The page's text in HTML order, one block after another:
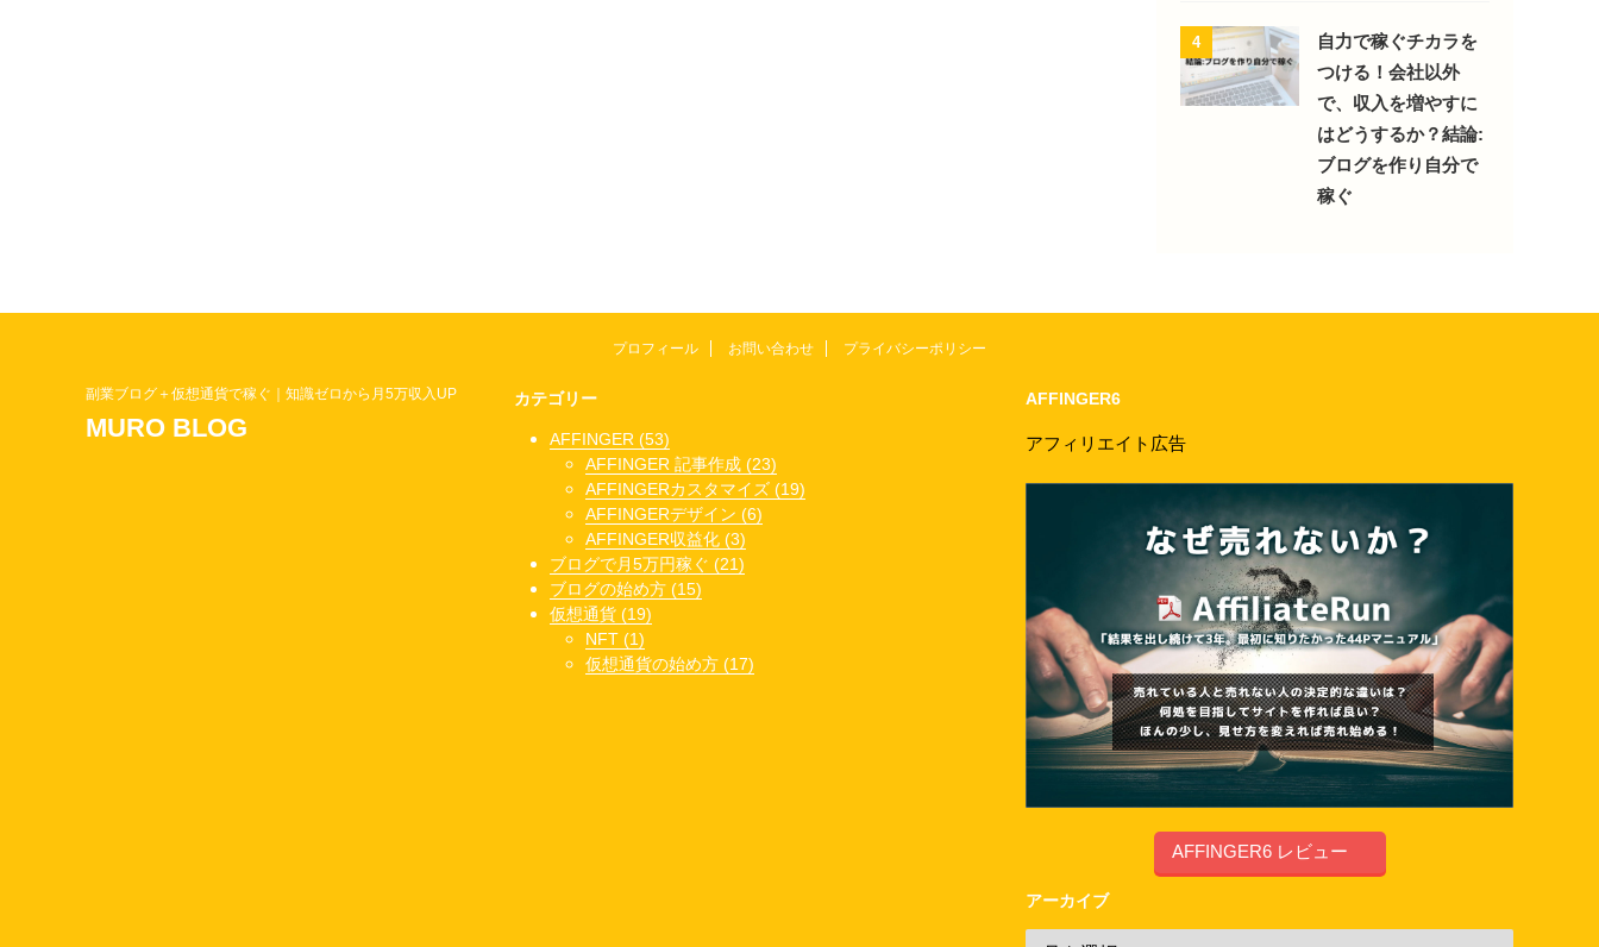
4
自力で稼ぐチカラを
つける！会社以外
で、収入を増やすに
はどうするか？結論:
ブログを作り自分で
稼ぐ
プロフィール お問い合わせ プライバシーポリシー
カテゴリー
AFFINGER (53)
AFFINGER 記事作成 (23)
AFFINGERカスタマイズ (19)
AFFINGERデザイン (6)
AFFINGER収益化 (3)
ブログで月5万円稼ぐ (21)
ブログの始め方 (15)
仮想通貨 (19)
NFT (1)
仮想通貨の始め方 (17)
AFFINGER6
アフィリエイト広告
AFFINGER6 レビュー
アーカイブ
副業ブログ＋仮想通貨で稼ぐ｜知識ゼロから月5万収入UP
MURO BLOG